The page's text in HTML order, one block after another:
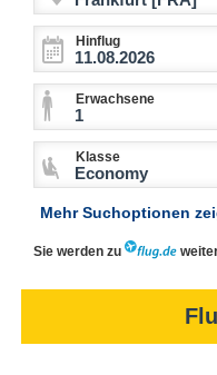
Hinflug
Erwachsene
1
Klasse
Economy
Mehr Suchoptionen
Sie werden zu